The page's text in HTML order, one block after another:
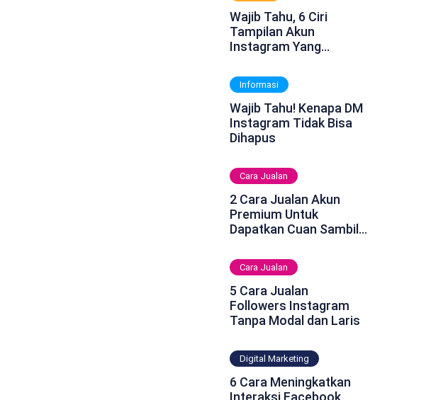
Wajib Tahu, 6 Ciri
Tampilan Akun
Instagram Yang
Informasi
Wajib Tahu! Kenapa DM
Instagram Tidak Bisa
Dihapus
Cara Jualan
2 Cara Jualan Akun
Premium Untuk
Dapatkan Cuan Sambil
Cara Jualan
5 Cara Jualan
Followers Instagram
Tanpa Modal dan Laris
Digital Marketing
6 Cara Meningkatkan
Interaksi Facebook